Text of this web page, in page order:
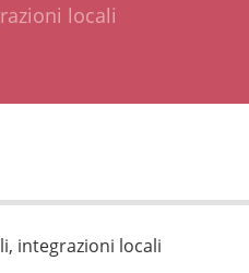
locali
integrazioni locali